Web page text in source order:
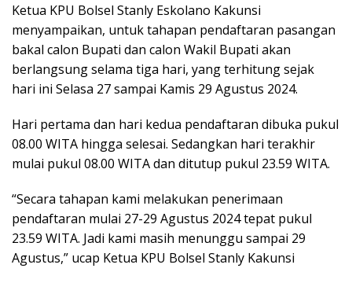
Ketua KPU Bolsel Stanly Eskolano Kakunsi
menyampaikan, untuk tahapan pendaftaran pasangan
bakal calon Bupati dan calon Wakil Bupati akan
berlangsung selama tiga hari, yang terhitung sejak
hari ini Selasa 27 sampai Kamis 29 Agustus 2024.
Hari pertama dan hari kedua pendaftaran dibuka pukul
08.00 WITA hingga selesai. Sedangkan hari terakhir
mulai pukul 08.00 WITA dan ditutup pukul 23.59 WITA.
“Secara tahapan kami melakukan penerimaan
pendaftaran mulai 27-29 Agustus 2024 tepat pukul
23.59 WITA. Jadi kami masih menunggu sampai 29
Agustus,” ucap Ketua KPU Bolsel Stanly Kakunsi